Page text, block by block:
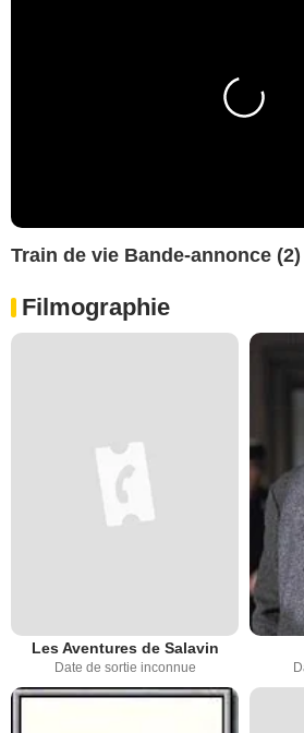
Train de vie Bande-annonce (2)
Filmographie
Les Aventures de Salavin
Date de sortie inconnue